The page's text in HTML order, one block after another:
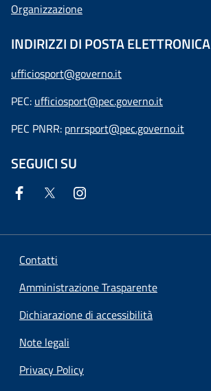
Organizzazione
INDIRIZZI DI POSTA ELETTRONICA
ufficiosport@governo.it
PEC: ufficiosport@pec.governo.it
PEC PNRR: pnrrsport@pec.governo.it
SEGUICI SU
Contatti
Amministrazione Trasparente
Dichiarazione di accessibilità
Note legali
Privacy Policy